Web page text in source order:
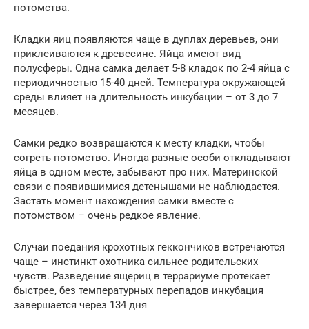
потомства.
Кладки яиц появляются чаще в дуплах деревьев, они
приклеиваются к древесине. Яйца имеют вид
полусферы. Одна самка делает 5-8 кладок по 2-4 яйца с
периодичностью 15-40 дней. Температура окружающей
среды влияет на длительность инкубации – от 3 до 7
месяцев.
Самки редко возвращаются к месту кладки, чтобы
согреть потомство. Иногда разные особи откладывают
яйца в одном месте, забывают про них. Материнской
связи с появившимися детенышами не наблюдается.
Застать момент нахождения самки вместе с
потомством – очень редкое явление.
Случаи поедания крохотных геккончиков встречаются
чаще – инстинкт охотника сильнее родительских
чувств. Разведение ящериц в террариуме протекает
быстрее, без температурных перепадов инкубация
завершается через 134 дня